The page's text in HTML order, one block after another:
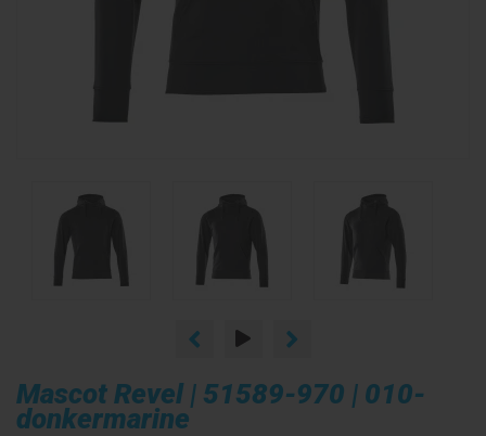
Mascot Revel | 51589-970 | 010-
donkermarine